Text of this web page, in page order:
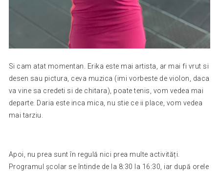
Si cam atat momentan. Erika este mai artista, ar mai fi vrut si
desen sau pictura, ceva muzica (imi vorbeste de violon, daca
va vine sa credeti si de chitara), poate tenis, vom vedea mai
departe. Daria este inca mica, nu stie ce ii place, vom vedea
mai tarziu.
Apoi, nu prea sunt în regulă nici prea multe activități.
Programul școlar se întinde de la 8:30 la 16:30, iar după orele